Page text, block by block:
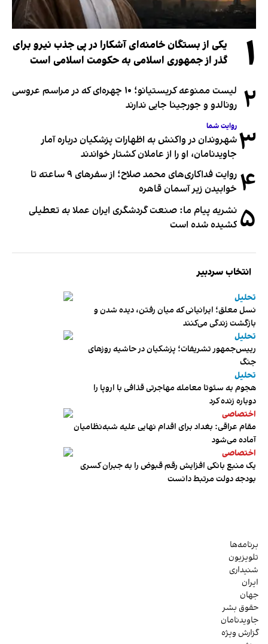
۱
یکی از بستگان خامنه‌ای آشکارا در پی جذب نیرو برای
گذر از جمهوری اسلامی به حکومت اسلامی است
۲
لیست ممنوعه کریستیانو؛ ۱۰ چهره‌ای که در مراسم عروسی
رونالدو و جورجینا جایی ندارند
۳ روایت شما
شهروندان در واکنش به اظهارات پزشکیان درباره آمار
جاویدنامان، او را از عاملان کشتار خواندند
۴
روایت فداکاری‌های محمد صلاح؛ از سفرهای ۹ ساعته تا
خوابیدن زیر آسمان قاهره
۵ نشریه پیام ما: صنعت گردشگری ایران عملا به تعطیلی
کشیده شده است
انتخاب سردبیر
تحلیل
نسل معلق؛ ایرانیانی که میان رفتن، دیده شدن و
بازگشت زندگی می‌کنند
تحلیل
رییس‌جمهور تشریفات؛ پزشکیان در حاشیه روزهای
جنگ
تحلیل
هجوم به سئوتا معامله مهاجرتی قذافی با اروپا را
دوباره زنده کرد
اختصاصی
مقام عراقی: بغداد برای اقدام نهایی علیه شبه‌نظامیان
آماده می‌شود
اختصاصی
یک منبع بانکی افزایش رقم قبوض را به جبران کسری
بودجه دولت مرتبط دانست
برنامه‌ها
تلویزیون
شنیداری
ایران
جهان
حقوق بشر
جاویدنامان
گزارش ویژه